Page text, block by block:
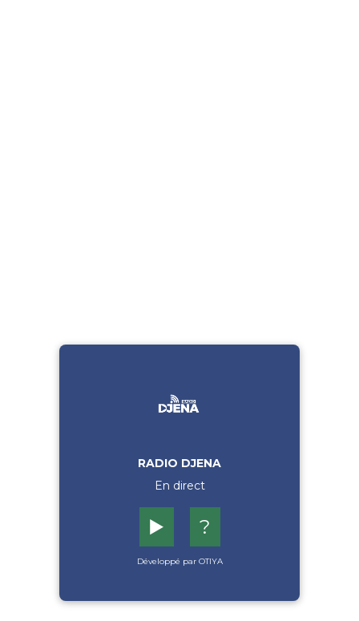
RADIO DJENA
En direct
▶️ ?
Développé par OTIYA